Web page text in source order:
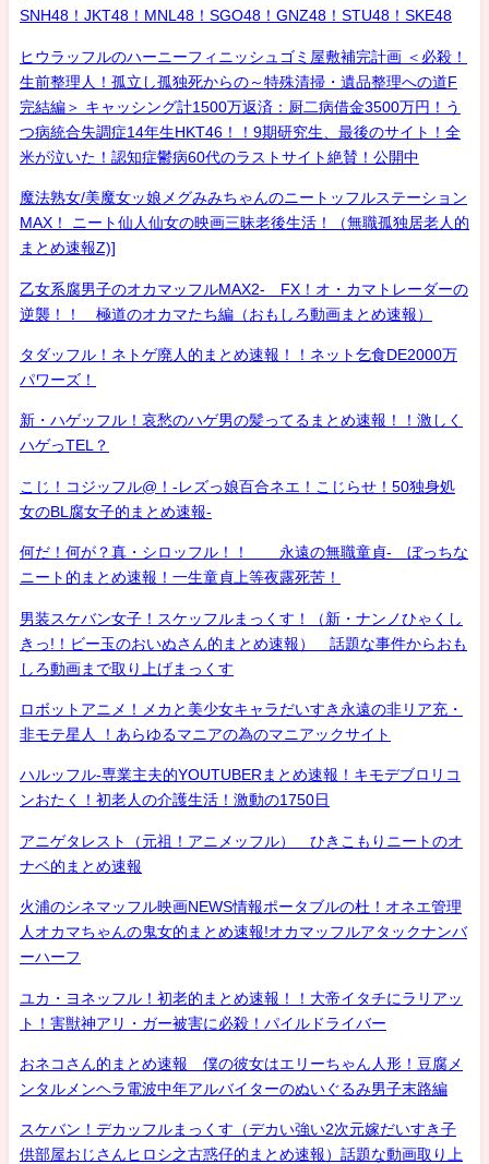
SNH48！JKT48！MNL48！SGO48！GNZ48！STU48！SKE48
ヒウラッフルのハーニーフィニッシュゴミ屋敷補完計画 ＜必殺！
生前整理人！孤立し孤独死からの～特殊清掃・遺品整理への道F
完結編＞ キャッシング計1500万返済：厨二病借金3500万円！う
つ病統合失調症14年生HKT46！！9期研究生、最後のサイト！全
米が泣いた！認知症鬱病60代のラストサイト絶賛！公開中
魔法熟女/美魔女ッ娘メグみみちゃんのニートッフルステーション
MAX！ ニート仙人仙女の映画三昧老後生活！（無職孤独居老人的
まとめ速報Z)]
乙女系腐男子のオカマッフルMAX2- FX！オ・カマトレーダーの
逆襲！！ 極道のオカマたち編（おもしろ動画まとめ速報）
タダッフル！ネトゲ廃人的まとめ速報！！ネット乞食DE2000万
パワーズ！
新・ハゲッフル！哀愁のハゲ男の髪ってるまとめ速報！！激しく
ハゲっTEL？
こじ！コジッフル@！-レズっ娘百合ネエ！こじらせ！50独身処
女のBL腐女子的まとめ速報-
何だ！何が？真・シロッフル！！ 永遠の無職童貞- ぼっちな
ニート的まとめ速報！一生童貞上等夜露死苦！
男装スケバン女子！スケッフルまっくす！（新・ナンノひゃくし
きっ!！ビー玉のおいぬさん的まとめ速報） 話題な事件からおも
しろ動画まで取り上げまっくす
ロボットアニメ！メカと美少女キャラだいすき永遠の非リア充・
非モテ星人 ！あらゆるマニアの為のマニアックサイト
ハルッフル-専業主夫的YOUTUBERまとめ速報！キモデブロリコ
ンおたく！初老人の介護生活！激動の1750日
アニゲタレスト（元祖！アニメッフル） ひきこもりニートのオ
ナベ的まとめ速報
火浦のシネマッフル映画NEWS情報ポータブルの杜！オネエ管理
人オカマちゃんの鬼女的まとめ速報!オカマッフルアタックナンバ
ーハーフ
ユカ・ヨネッフル！初老的まとめ速報！！大帝イタチにラリアッ
ト！害獣神アリ・ガー被害に必殺！パイルドライバー
おネコさん的まとめ速報 僕の彼女はエリーちゃん人形！豆腐メ
ンタルメンヘラ電波中年アルバイターのぬいぐるみ男子末路編
スケバン！デカッフルまっくす（デカい強い2次元嫁だいすき子
供部屋おじさんヒロシ之古惑仔的まとめ速報）話題な動画取り上